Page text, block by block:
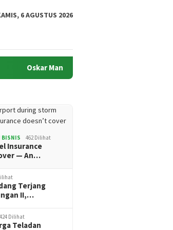
6 AGUSTUS 2026
Oskar Manoppo di Persimpangan Harapan:
Potret Pejabat Cari Aman
BISNIS 462 Dilihat
Insurance
— An…
Terjang
II,…
424 Dilihat
Teladan